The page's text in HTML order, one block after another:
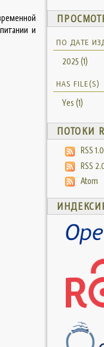
и
ПО ДАТЕ
2025 (1)
HAS FILE(S)
Yes (1)
ПОТОКИ
RSS 1.0
RSS
Atom